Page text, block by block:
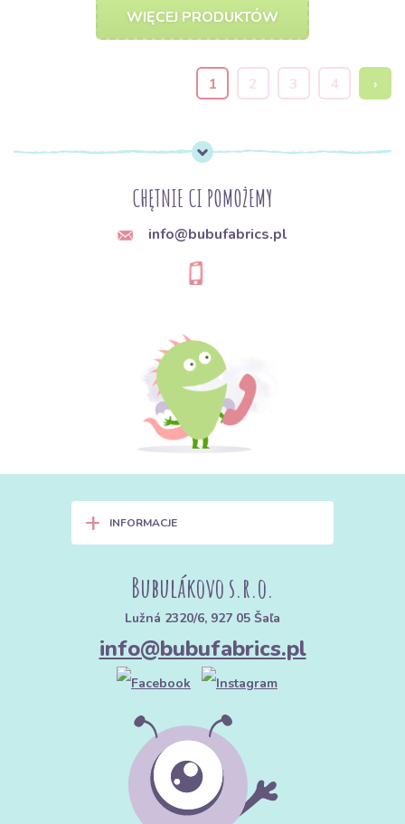
WIĘCEJ PRODUKTÓW
1 2 3 4 ›
CHĘTNIE CI POMOŻEMY
info@bubufabrics.pl
+ INFORMACJE
Bubulákovo s.r.o.
Lužná 2320/6, 927 05 Šaľa
info@bubufabrics.pl